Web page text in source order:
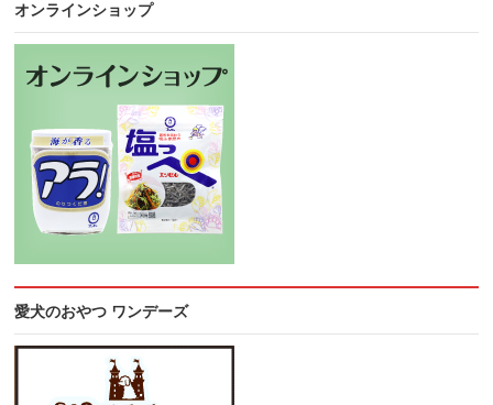
オンラインショップ
愛犬のおやつ ワンデーズ